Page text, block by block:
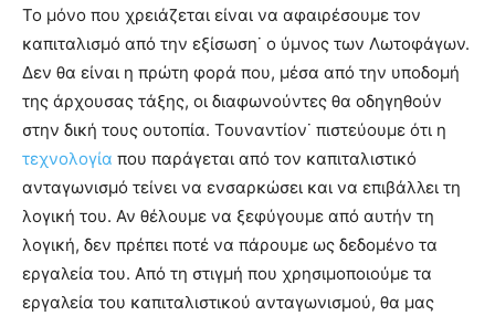
Το μόνο που χρειάζεται είναι να αφαιρέσουμε τον
καπιταλισμό από την εξίσωση˙ ο ύμνος των Λωτοφάγων.
Δεν θα είναι η πρώτη φορά που, μέσα από την υποδομή
της άρχουσας τάξης, οι διαφωνούντες θα οδηγηθούν
στην δική τους ουτοπία. Τουναντίον˙ πιστεύουμε ότι η
τεχνολογία που παράγεται από τον καπιταλιστικό
ανταγωνισμό τείνει να ενσαρκώσει και να επιβάλλει τη
λογική του. Αν θέλουμε να ξεφύγουμε από αυτήν τη
λογική, δεν πρέπει ποτέ να πάρουμε ως δεδομένο τα
εργαλεία του. Από τη στιγμή που χρησιμοποιούμε τα
εργαλεία του καπιταλιστικού ανταγωνισμού, θα μας